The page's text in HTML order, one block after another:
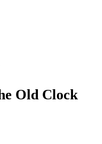
Old Clock